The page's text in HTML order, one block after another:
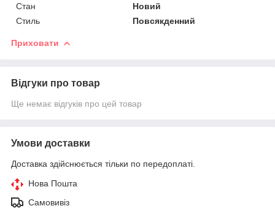
Стан
Новий
Стиль
Повсякденний
Приховати
Відгуки про товар
Ще немає відгуків про цей товар
Умови доставки
Доставка здійснюється тільки по передоплаті.
Нова Пошта
Самовивіз